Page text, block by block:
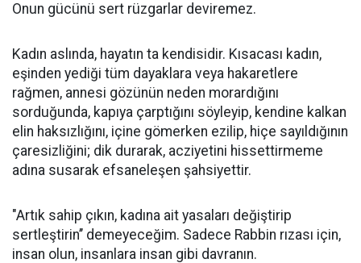
Onun gücünü sert rüzgarlar deviremez.
Kadın aslında, hayatın ta kendisidir. Kısacası kadın,
eşinden yediği tüm dayaklara veya hakaretlere
rağmen, annesi gözünün neden morardığını
sorduğunda, kapıya çarptığını söyleyip, kendine kalkan
elin haksızlığını, içine gömerken ezilip, hiçe sayıldığının
çaresizliğini; dik durarak, acziyetini hissettirmeme
adına susarak efsaneleşen şahsiyettir.
"Artık sahip çıkın, kadına ait yasaları değiştirip
sertleştirin’’ demeyeceğim. Sadece Rabbin rızası için,
insan olun, insanlara insan gibi davranın.